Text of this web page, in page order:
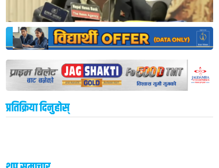
प्रतिक्रिया दिनुहोस्